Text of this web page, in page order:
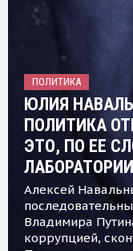
ПОЛИТИКА
ЮЛИЯ
ПОЛИТИКА
ЭТО, ПО ЕЕ
ЛАБОРАТОРИИ
Алексей
Владимира
коррупцией,